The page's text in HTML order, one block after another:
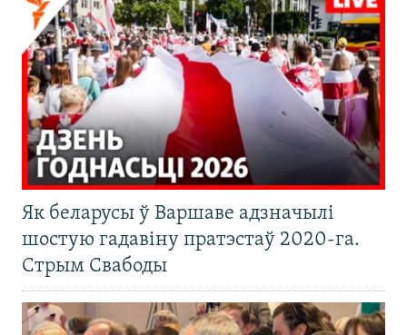
Як беларусы ў Варшаве адзначылі
шостую гадавіну пратэстаў 2020-га.
Стрым Свабоды